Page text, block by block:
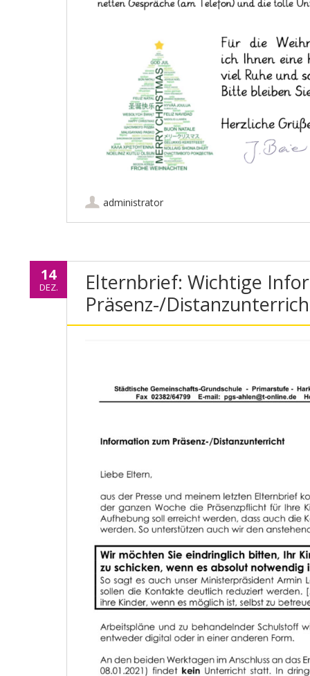
administrator
14
DEZ.
Elternbrief: Wichtige
Präsenz-/